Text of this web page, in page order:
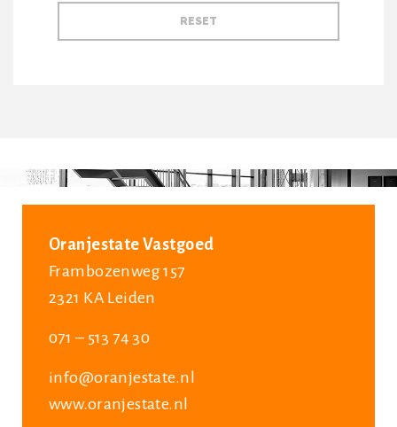
Oranjestate Vastgoed
Frambozenweg 157
2321 KA Leiden
071 – 513 74 30
info@oranjestate.nl
www.oranjestate.nl